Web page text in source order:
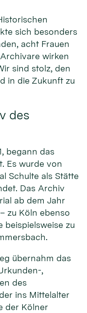
sich besonders
acht Frauen
wirken
sind stolz, den
in die Zukunft zu
des
begann das
Es wurde von
Schulte als Stätte
Das Archiv
ab dem Jahr
zu Köln ebenso
beispielsweise zu
übernahm das
,
des
ins Mittelalter
der Kölner